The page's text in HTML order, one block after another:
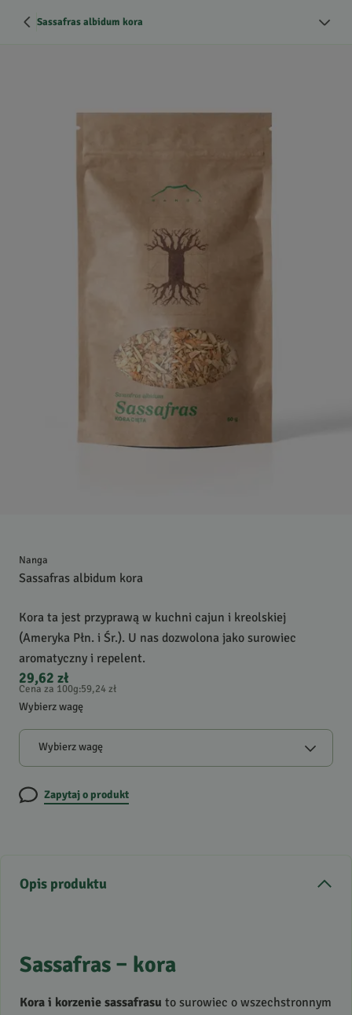
Sassafras albidum kora
Nanga
Sassafras albidum kora
Kora ta jest przyprawą w kuchni cajun i kreolskiej
(Ameryka Płn. i Śr.). U nas dozwolona jako surowiec
aromatyczny i repelent.
29,62 zł
Cena za 100g:59,24 zł
Wybierz wagę
Wybierz wagę
Zapytaj o produkt
Opis produktu
Sassafras – kora
Kora i korzenie sassafrasu to surowiec o wszechstronnym